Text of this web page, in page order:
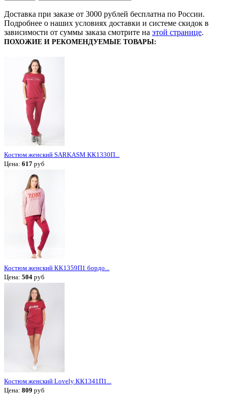
Доставка при заказе от 3000 рублей бесплатна по России.
Подробнее о наших условиях доставки и системе скидок в
зависимости от суммы заказа смотрите на этой странице.
ПОХОЖИЕ И РЕКОМЕНДУЕМЫЕ ТОВАРЫ:
Костюм женский SARKASM КК1330П...
Цена: 617 руб
Костюм женский КК1359П1 бордо...
Цена: 504 руб
Костюм женский Lovely КК1341П1...
Цена: 809 руб